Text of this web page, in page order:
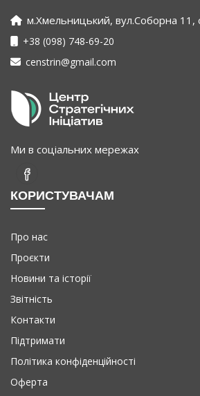
м.Хмельницький, вул.Соборна 11,
+38 (098) 748-69-20
censtrin@gmail.com
Ми в соціальних мережах
КОРИСТУВАЧАМ
Про нас
Проєкти
Новини та історії
Звітність
Контакти
Підтримати
Політика конфіденційності
Оферта